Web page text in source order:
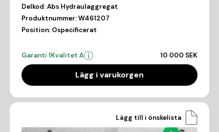
Delkod:Abs Hydraulaggregat
Produktnummer:W461207
Position: Ospecificerat
Garanti 1Kvalitet A 10 000 SEK
Lägg i varukorgen
Lägg till i önskelista